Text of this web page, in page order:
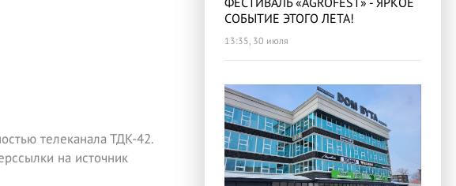
телеканала ТДК-42.
на источник
СОБЫТИЕ ЭТОГО ЛЕТА!
13:35, 30 июля